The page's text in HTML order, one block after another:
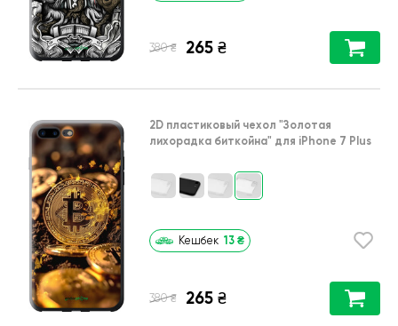
380 ₴ 265 ₴
2D пластиковый чехол "Золотая
лихорадка биткойна" для iPhone 7 Plus
Кешбек 13 ₴
380 ₴ 265 ₴